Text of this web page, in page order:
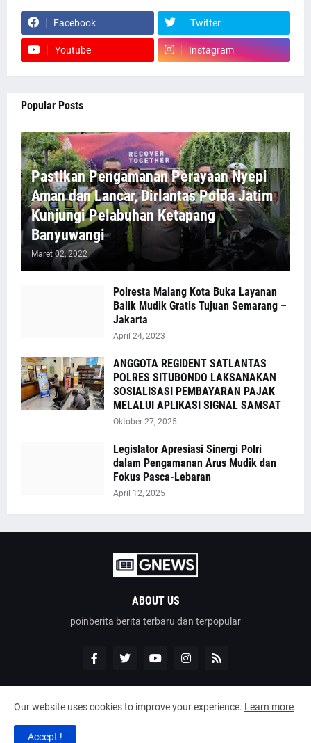
Facebook Twitter
Youtube Instagram
Popular Posts
Pastikan Pengamanan Perayaan Nyepi
Aman dan Lancar, Dirlantas Polda Jatim
Kunjungi Pelabuhan Ketapang
Banyuwangi
Maret 02, 2022
Polresta Malang Kota Buka Layanan
Balik Mudik Gratis Tujuan Semarang –
Jakarta
April 24, 2023
ANGGOTA REGIDENT SATLANTAS
POLRES SITUBONDO LAKSANAKAN
SOSIALISASI PEMBAYARAN PAJAK
MELALUI APLIKASI SIGNAL SAMSAT
Oktober 27, 2025
Legislator Apresiasi Sinergi Polri
dalam Pengamanan Arus Mudik dan
Fokus Pasca-Lebaran
April 12, 2025
ABOUT US
poinberita berita terbaru dan terpopular
Design by - poinberita
Our website uses cookies to improve your experience. Learn more
Accept !